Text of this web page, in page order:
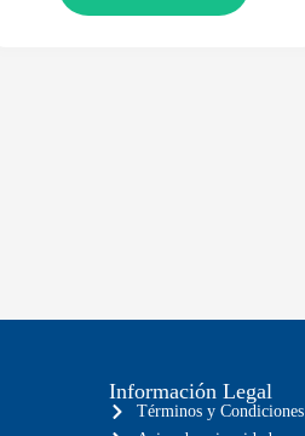
Información Legal
Términos y Condiciones